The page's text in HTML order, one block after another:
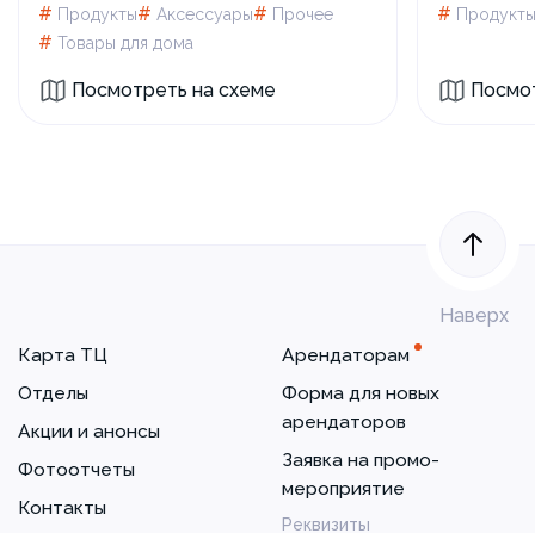
# Продукты# Аксессуары# Прочее
# Товары для дома
Посмотреть на схеме
# Продукты
Наверх
Карта ТЦ
Отделы
Акции и анонсы
Фотоотчеты
Контакты
Арендаторам
Форма для новых
арендаторов
Заявка на промо-
мероприятие
Реквизиты